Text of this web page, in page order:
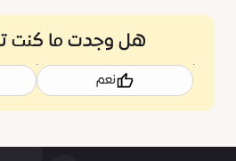
هل وجدت ما كنت
نعم